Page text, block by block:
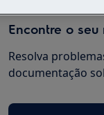
Encontre o
Resolva
documentação